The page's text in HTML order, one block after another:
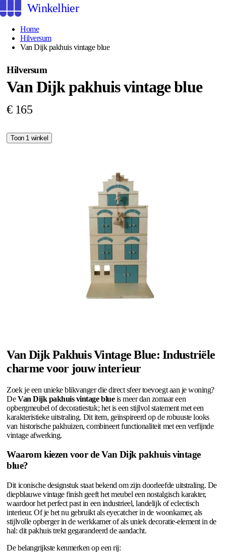
Winkelhier
Home
Hilversum
Van Dijk pakhuis vintage blue
Hilversum
Van Dijk pakhuis vintage blue
€ 165
Toon 1 winkel
Van Dijk Pakhuis Vintage Blue: Industriële
charme voor jouw interieur
Zoek je een unieke blikvanger die direct sfeer toevoegt aan je woning?
DeVan Dijk pakhuis vintage blueis meer dan zomaar een
opbergmeubel of decoratiestuk; het is een stijlvol statement met een
karakteristieke uitstraling. Dit item, geïnspireerd op de robuuste looks
van historische pakhuizen, combineert functionaliteit met een verfijnde
vintage afwerking.
Waarom kiezen voor de Van Dijk pakhuis vintage
blue?
Dit iconische designstuk staat bekend om zijn doorleefde uitstraling. De
diepblauwe vintage finish geeft het meubel een nostalgisch karakter,
waardoor het perfect past in een industrieel, landelijk of eclectisch
interieur. Of je het nu gebruikt als eyecatcher in de woonkamer, als
stijlvolle opberger in de werkkamer of als uniek decoratie-element in de
hal: dit pakhuis trekt gegarandeerd de aandacht.
De belangrijkste kenmerken op een rij: